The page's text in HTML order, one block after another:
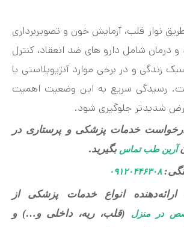
نوار قلب، آزمایش خون و تصویربرداری
درمان شامل دارو های ضد انعقاد، کنترل
زندگی و در برخی موارد آنژیوپلاستی یا
رسیدگی سریع به این وضعیت اهمیت
شدیدتر جلوگیری شود.
خدمات پزشکی و پرستاری در
آرین طب تماس بگیرید.
۰۹۱۲۰۴۴۶۳۰۸
انواع خدمات پزشکی از
در منزل
(قلب، ریه، داخلی و…) و